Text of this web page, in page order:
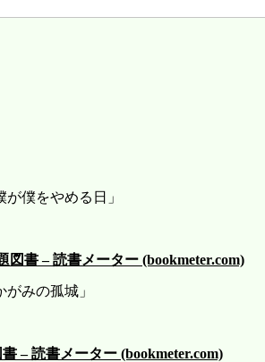
僕をやめる日」
書 – 読書メーター (bookmeter.com)
みの孤城」
– 読書メーター (bookmeter.com)